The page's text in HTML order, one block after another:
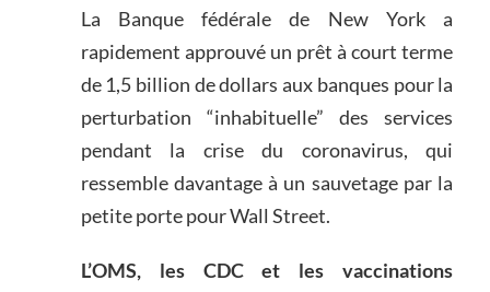
La Banque fédérale de New York a
rapidement approuvé un prêt à court terme
de 1,5 billion de dollars aux banques pour la
perturbation “inhabituelle” des services
pendant la crise du coronavirus, qui
ressemble davantage à un sauvetage par la
petite porte pour Wall Street.
L’OMS, les CDC et les vaccinations